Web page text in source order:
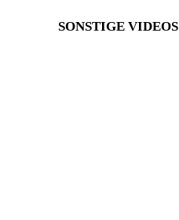
SONSTIGE VIDEOS